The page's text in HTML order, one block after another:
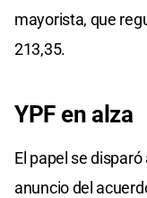
mayorista, que
213,35.
YPF en alza
El papel se
anuncio del